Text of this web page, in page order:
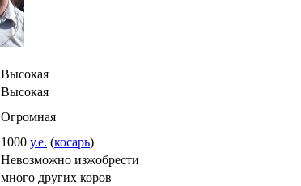
Высокая
Высокая
Огромная
1000 у.е. (косарь)
Невозможно изжобрести
много других коров